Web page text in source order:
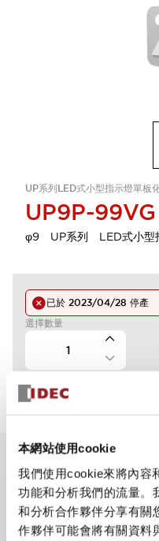
本網站使用cookie
我們使用cookie來將內容
功能和分析我們的流量。
和分析合作夥伴分享有關
作夥伴可能會將有關資料
UP系列LED式小型指示燈單板
UP9P-99VG
φ9 UP系列 LED式小
已於 2023/04/28 停產
選擇數量
主要特點
照明顏色有5種。紅（